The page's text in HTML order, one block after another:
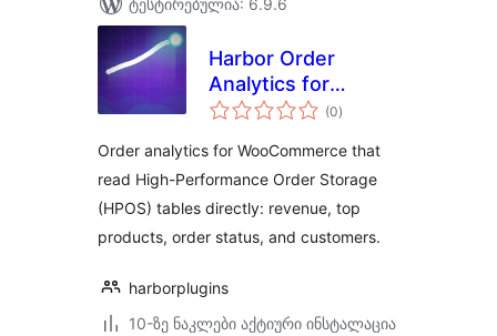
ტესტირებულია: 6.9.6
Harbor Order
Analytics for
WooCommerce
(0საერთო
რეიტინგი
)
Order analytics for WooCommerce that
read High-Performance Order Storage
(HPOS) tables directly: revenue, top
products, order status, and customers.
harborplugins
10-ზე ნაკლები აქტიური ინსტალაცია